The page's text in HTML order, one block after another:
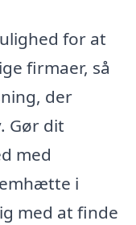
for at
firmaer, så
der
Gør dit
med
i
med at finde